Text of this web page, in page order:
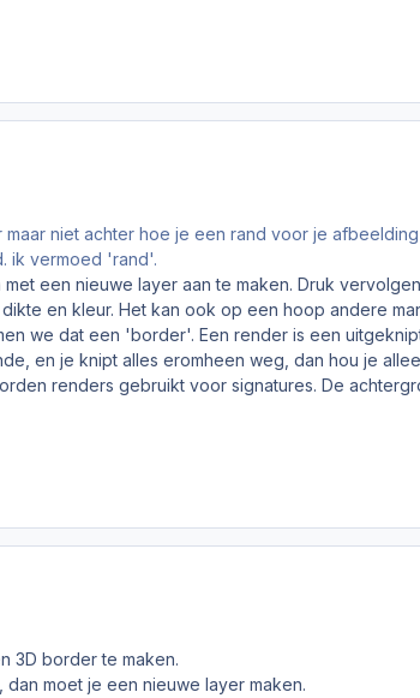
niet achter hoe je een rand voor je afbeelding
ik vermoed 'rand'.
een nieuwe layer aan te maken. Druk
en kleur. Het kan ook op een hoop andere
we dat een 'border'. Een render is een
en je knipt alles eromheen weg, dan hou je
renders gebruikt voor signatures. De
3D border te maken.
moet je een nieuwe layer maken.